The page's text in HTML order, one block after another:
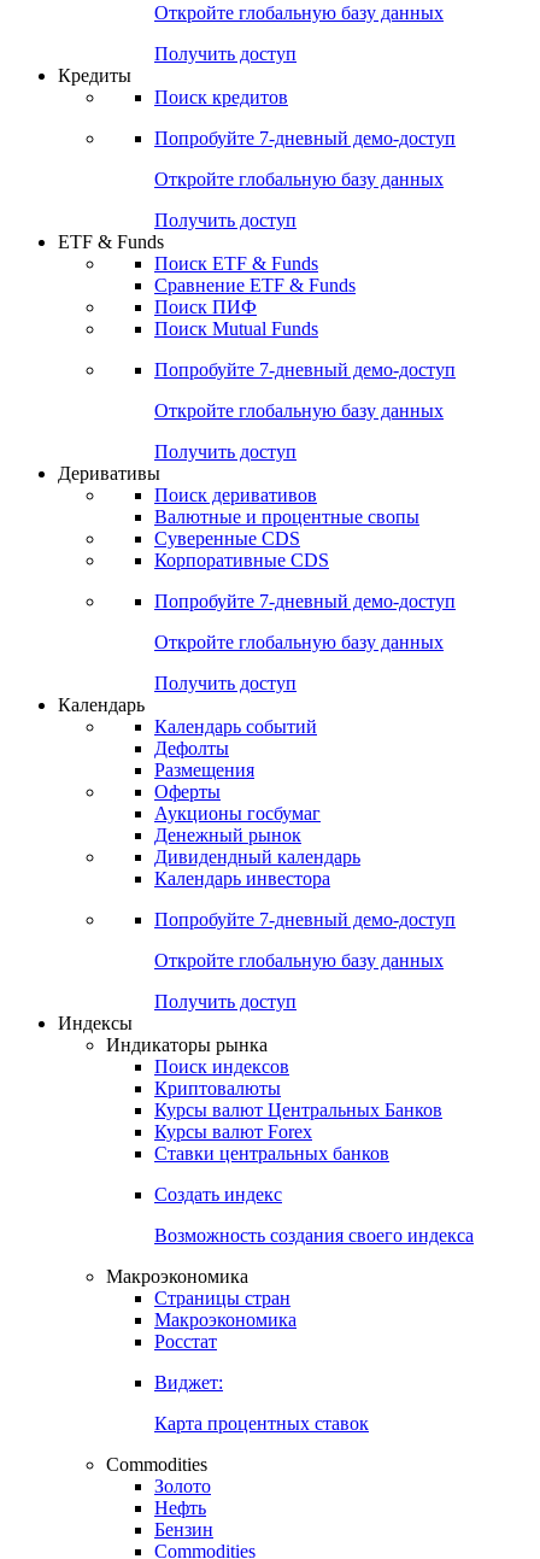
Откройте глобальную базу данных
Получить доступ
Кредиты
Поиск кредитов
Попробуйте 7-дневный демо-доступ
Откройте глобальную базу данных
Получить доступ
ETF & Funds
Поиск ETF & Funds
Сравнение ETF & Funds
Поиск ПИФ
Поиск Mutual Funds
Попробуйте 7-дневный демо-доступ
Откройте глобальную базу данных
Получить доступ
Деривативы
Поиск деривативов
Валютные и процентные свопы
Суверенные CDS
Корпоративные CDS
Попробуйте 7-дневный демо-доступ
Откройте глобальную базу данных
Получить доступ
Календарь
Календарь событий
Дефолты
Размещения
Оферты
Аукционы госбумаг
Денежный рынок
Дивидендный календарь
Календарь инвестора
Попробуйте 7-дневный демо-доступ
Откройте глобальную базу данных
Получить доступ
Индексы
Индикаторы рынка
Поиск индексов
Криптовалюты
Курсы валют Центральных Банков
Курсы валют Forex
Ставки центральных банков
Создать индекс
Возможность создания своего индекса
Макроэкономика
Страницы стран
Макроэкономика
Росстат
Виджет:
Карта процентных ставок
Commodities
Золото
Нефть
Бензин
Commodities